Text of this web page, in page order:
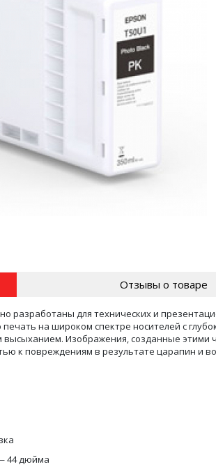
Отзывы о товаре
разработаны для технических и
на широком спектре носителей с
Изображения, созданные этими
к повреждениям в результате царапин и
44 дюйма